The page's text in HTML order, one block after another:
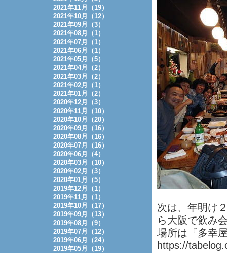
次は、年明け
ら大阪で飲み
場所は『多幸
https://
2021年11月（19）
2021年10月（12）
2021年09月（3）
2021年08月（1）
2021年07月（1）
2021年06月（1）
2021年05月（5）
2021年04月（2）
2021年03月（2）
2021年02月（1）
2021年01月（2）
2020年12月（3）
2020年11月（10）
2020年10月（20）
2020年09月（16）
2020年08月（16）
2020年07月（16）
2020年06月（4）
2020年03月（10）
2020年02月（3）
2020年01月（5）
2019年12月（1）
2019年11月（1）
2019年10月（17）
2019年09月（13）
2019年08月（9）
2019年07月（12）
2019年06月（24）
2019年05月（19）